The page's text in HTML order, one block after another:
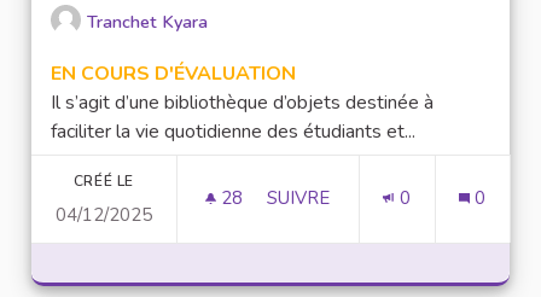
Tranchet Kyara
EN COURS D'ÉVALUATION
Il s’agit d’une bibliothèque d’objets destinée à
faciliter la vie quotidienne des étudiants et...
CRÉÉ LE
04/12/2025
28 28 ABONNÉS
SUIVRE 0 0